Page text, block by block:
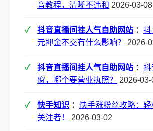
音教程，清晰不违和 2026-03-08
抖音直播间挂人气自助网站 ： 抖
元押金不交有什么影响？
2026-
抖音直播间挂人气自助网站 ： 抖
窗，哪个要营业执照？
2026-
快手知识 ： 快手涨粉丝攻略：
关注者！
2026-03-02